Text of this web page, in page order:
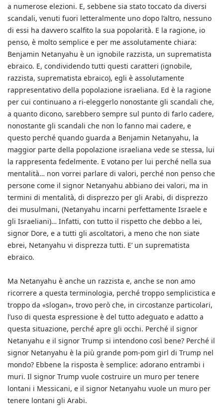
a numerose elezioni. E, sebbene sia stato toccato da diversi
scandali, venuti fuori letteralmente uno dopo l’altro, nessuno
di essi ha davvero scalfito la sua popolarità. E la ragione, io
penso, è molto semplice e per me assolutamente chiara:
Benjamin Netanyahu è un ignobile razzista, un suprematista
ebraico. E, condividendo tutti questi caratteri (ignobile,
razzista, suprematista ebraico), egli è assolutamente
rappresentativo della popolazione israeliana. Ed è la ragione
per cui continuano a ri-eleggerlo nonostante gli scandali che,
a quanto dicono, sarebbero sempre sul punto di farlo cadere,
nonostante gli scandali che non lo fanno mai cadere, e
questo perché quando guarda a Benjamin Netanyahu, la
maggior parte della popolazione israeliana vede se stessa, lui
la rappresenta fedelmente. E votano per lui perché nella sua
mentalità… non vorrei parlare di valori, perché non penso che
persone come il signor Netanyahu abbiano dei valori, ma in
termini di mentalità, di disprezzo per gli Arabi, di disprezzo
dei musulmani, (Netanyahu incarni perfettamente Israele e
gli Israeliani)… Infatti, con tutto il rispetto che debbo a lei,
signor Dore, e a tutti gli ascoltatori, a meno che non siate
ebrei, Netanyahu vi disprezza tutti. E’ un suprematista
ebraico.
Ma Netanyahu è anche un razzista e, anche se non amo
ricorrere a questa terminologia, perché troppo semplicistica e
troppo da «slogan», trovo però che, in circostanze particolari,
l’uso di questa espressione è del tutto adeguato e adatto a
questa situazione, perché apre gli occhi. Perché il signor
Netanyahu e il signor Trump si intendono così bene? Perché il
signor Netanyahu è la più grande pom-pom girl di Trump nel
mondo? Ebbene la risposta è semplice: adorano entrambi i
muri. Il signor Trump vuole costruire un muro per tenere
lontani i Messicani, e il signor Netanyahu vuole un muro per
tenere lontani gli Arabi.